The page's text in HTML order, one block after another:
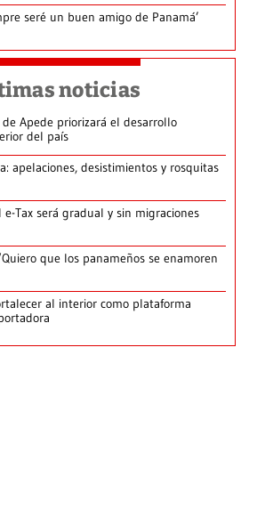
seré un buen amigo de Panamá’
noticias
Apede priorizará el desarrollo
del país
apelaciones, desistimientos y rosquitas
e-Tax será gradual y sin migraciones
que los panameños se enamoren
al interior como plataforma